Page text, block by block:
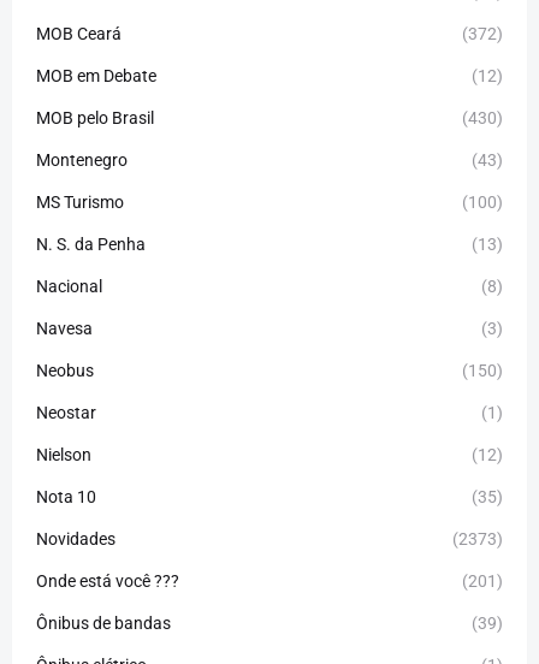
MOB Ceará (372)
MOB em Debate (12)
MOB pelo Brasil (430)
Montenegro (43)
MS Turismo (100)
N. S. da Penha (13)
Nacional (8)
Navesa (3)
Neobus (150)
Neostar (1)
Nielson (12)
Nota 10 (35)
Novidades (2373)
Onde está você ??? (201)
Ônibus de bandas (39)